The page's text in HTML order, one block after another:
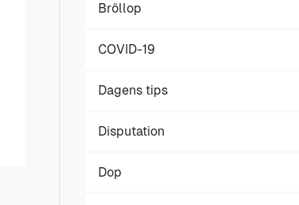
Bröllop
COVID-19
Dagens tips
Disputation
Dop